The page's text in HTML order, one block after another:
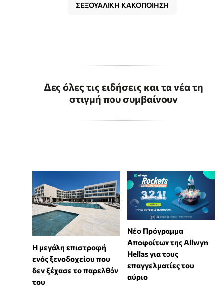
ΣΕΞΟΥΑΛΙΚΗ ΚΑΚΟΠΟΙΗΣΗ
Δες όλες τις ειδήσεις και τα νέα τη
στιγμή που συμβαίνουν
Η μεγάλη επιστροφή
ενός ξενοδοχείου που
δεν ξέχασε το παρελθόν
του
Νέο Πρόγραμμα
Αποφοίτων της Allwyn
Hellas για τους
επαγγελματίες του
αύριο